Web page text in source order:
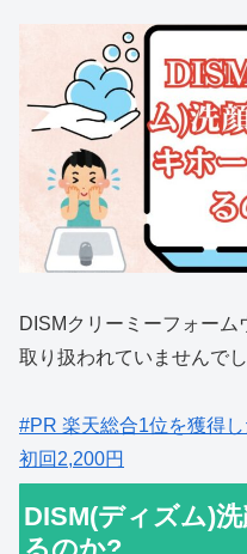
DISMクリーミーフォー
取り扱われていませんでし
#PR 楽天総合1位を獲得
初回2,200円
DISM(ディズム)